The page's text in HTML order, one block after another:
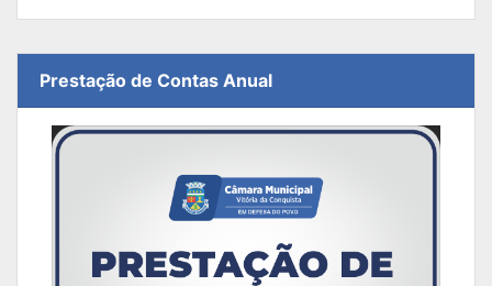
Prestação de Contas Anual